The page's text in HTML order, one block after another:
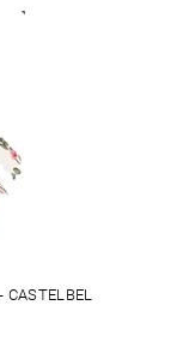
CASTELBEL